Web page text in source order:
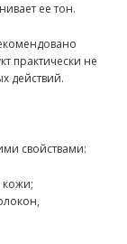
ее тон.
практически не
действий.
свойствами: